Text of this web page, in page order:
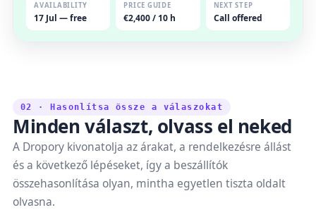
AVAILABILITY
17 Jul — free
PRICE GUIDE
€2,400 / 10 h
NEXT STEP
Call offered
02 · Hasonlítsa össze a válaszokat
Minden választ, olvass el neked
A Dropory kivonatolja az árakat, a rendelkezésre állást
és a következő lépéseket, így a beszállítók
összehasonlítása olyan, mintha egyetlen tiszta oldalt
olvasna.